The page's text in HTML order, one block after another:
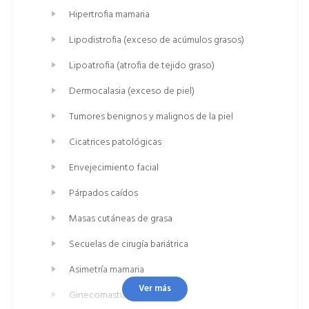
Hipertrofia mamaria
Lipodistrofia (exceso de acúmulos grasos)
Lipoatrofia (atrofia de tejido graso)
Dermocalasia (exceso de piel)
Tumores benignos y malignos de la piel
Cicatrices patológicas
Envejecimiento facial
Párpados caídos
Masas cutáneas de grasa
Secuelas de cirugía bariátrica
Asimetría mamaria
Ginecomastia
Ver más